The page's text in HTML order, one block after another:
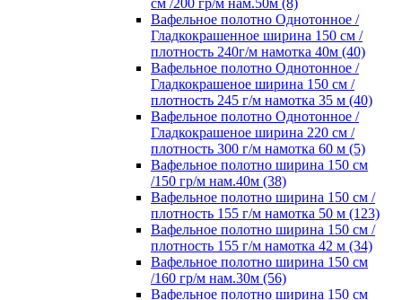
см /200 гр/м нам.50м (8)
Вафельное полотно Однотонное /
Гладкокрашенное ширина 150 см /
плотность 240г/м намотка 40м (40)
Вафельное полотно Однотонное /
Гладкокрашеное ширина 150 см /
плотность 245 г/м намотка 35 м (40)
Вафельное полотно Однотонное /
Гладкокрашеное ширина 220 см /
плотность 300 г/м намотка 60 м (5)
Вафельное полотно ширина 150 см
/150 гр/м нам.40м (38)
Вафельное полотно ширина 150 см /
плотность 155 г/м намотка 50 м (123)
Вафельное полотно ширина 150 см /
плотность 155 г/м намотка 42 м (34)
Вафельное полотно ширина 150 см
/160 гр/м нам.30м (56)
Вафельное полотно ширина 150 см